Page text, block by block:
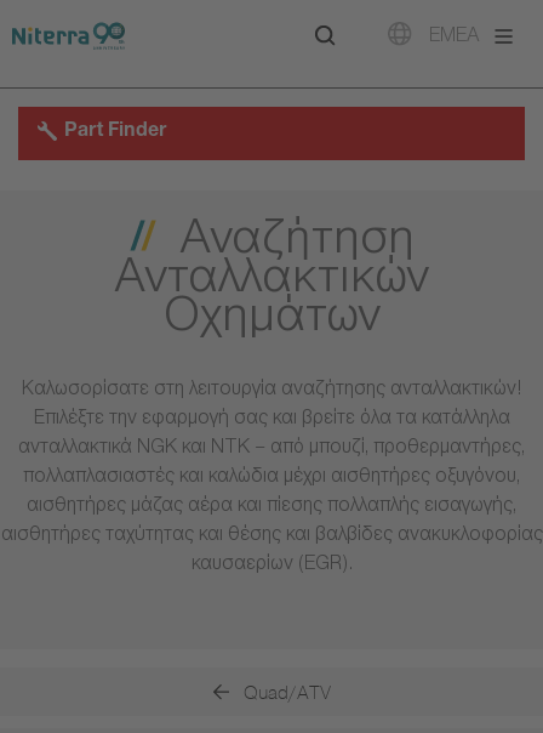
to
to
to
EMEA
Part Finder
Αναζήτηση
Ανταλλακτικών
Οχημάτων
Καλωσορίσατε στη λειτουργία αναζήτησης ανταλλακτικών!
Επιλέξτε την εφαρμογή σας και βρείτε όλα τα κατάλληλα
ανταλλακτικά NGK και NTK – από μπουζί, προθερμαντήρες,
πολλαπλασιαστές και καλώδια μέχρι αισθητήρες οξυγόνου,
αισθητήρες μάζας αέρα και πίεσης πολλαπλής εισαγωγής,
αισθητήρες ταχύτητας και θέσης και βαλβίδες ανακυκλοφορίας
καυσαερίων (EGR).
Quad/ATV